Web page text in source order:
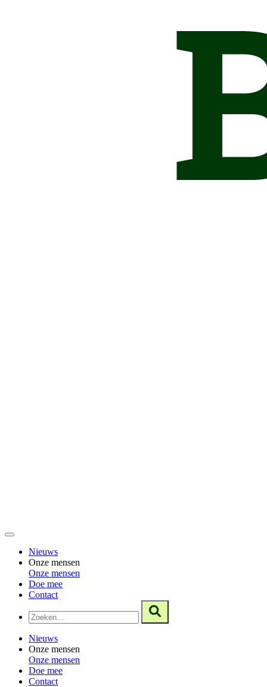
Nieuws
Onze mensen
Onze mensen
Doe mee
Contact
Nieuws
Onze mensen
Onze mensen
Doe mee
Contact